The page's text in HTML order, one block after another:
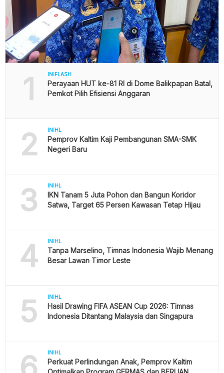
1 INIFLASH
Perayaan HUT ke-81 RI di Dome Balikpapan Batal,
Pemkot Pilih Efisiensi Anggaran
2 INIHL
Pemprov Kaltim Kaji Pembangunan SMA-SMK
Negeri Baru
3 INIHL
IKN Tanam 5 Juta Pohon dan Bangun Koridor
Satwa, Target 65 Persen Kawasan Tetap Hijau
4 INIHL
Tanpa Marselino, Timnas Indonesia Wajib Menang
Besar Lawan Timor Leste
5 INIHL
Hasil Drawing FIFA ASEAN Cup 2026: Timnas
Indonesia Ditantang Malaysia dan Singapura
INIHL
Perkuat Perlindungan Anak, Pemprov Kaltim